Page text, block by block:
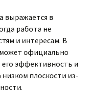
выражается в
работа не
и интересам. В
может официально
его эффективность и
плоскости из-